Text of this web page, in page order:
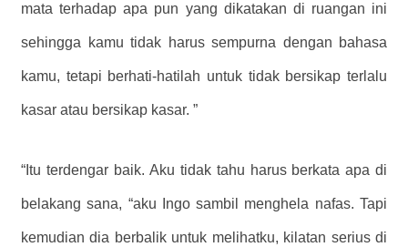
mata terhadap apa pun yang dikatakan di ruangan ini
sehingga kamu tidak harus sempurna dengan bahasa
kamu, tetapi berhati-hatilah untuk tidak bersikap terlalu
kasar atau bersikap kasar. ”
“Itu terdengar baik. Aku tidak tahu harus berkata apa di
belakang sana, “aku Ingo sambil menghela nafas. Tapi
kemudian dia berbalik untuk melihatku, kilatan serius di